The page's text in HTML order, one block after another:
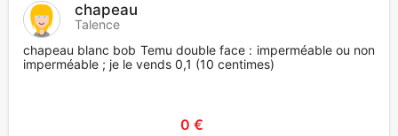
chapeau
Talence
chapeau blanc bob Temu double face : imperméable ou non
imperméable ; je le vends 0,1 (10 centimes)
0 €